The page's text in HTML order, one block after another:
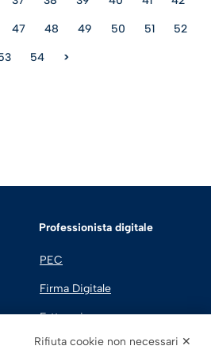
47 48 49 50 51 52
54 >
Professionista digitale
PEC
Firma Digitale
Fatturazione
Rifiuta cookie non necessari ✕